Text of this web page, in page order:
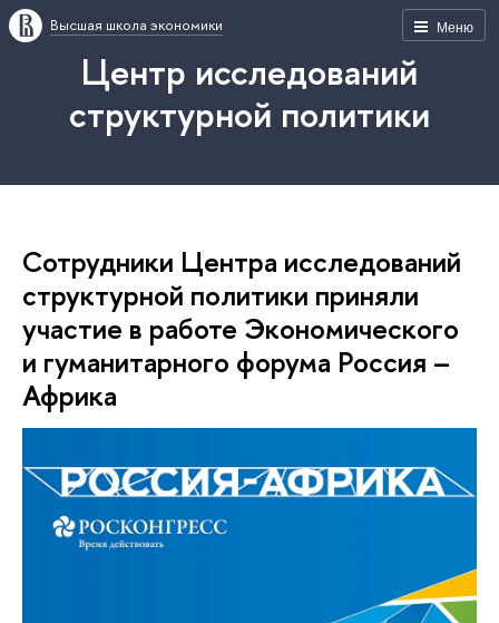
Меню
Высшая школа экономики
Центр исследований
структурной политики
Сотрудники Центра исследований
структурной политики приняли
участие в работе Экономического
и гуманитарного форума Россия –
Африка